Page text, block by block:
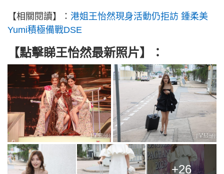
【相關閱讀】： 港姐王怡然現身活動仍拒訪 鍾柔美
Yumi積極備戰DSE
【點擊睇王怡然最新照片】：
+26